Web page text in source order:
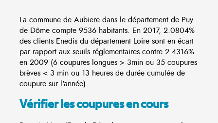
La commune de Aubiere dans le département de Puy
de Dôme compte 9536 habitants. En 2017, 2.0804%
des clients Enedis du département Loire sont en écart
par rapport aux seuils réglementaires contre 2.4316%
en 2009 (6 coupures longues > 3min ou 35 coupures
brèves < 3 min ou 13 heures de durée cumulée de
coupure sur l'année).
Vérifier les coupures en cours